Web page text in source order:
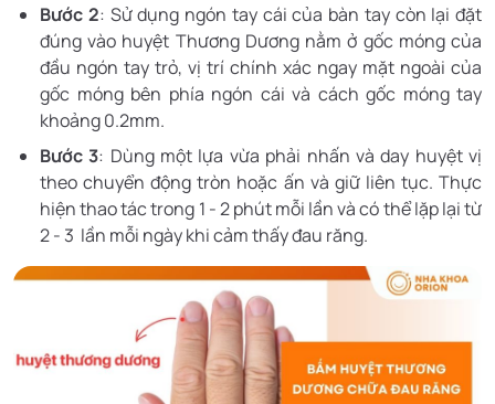
Bước 2: Sử dụng ngón tay cái của bàn tay còn lại đặt
đúng vào huyệt Thương Dương nằm ở gốc móng của
đầu ngón tay trỏ, vị trí chính xác ngay mặt ngoài của
gốc móng bên phía ngón cái và cách gốc móng tay
khoảng 0.2mm.
Bước 3: Dùng một lựa vừa phải nhấn và day huyệt vị
theo chuyển động tròn hoặc ấn và giữ liên tục. Thực
hiện thao tác trong 1 - 2 phút mỗi lần và có thể lặp lại từ
2 - 3 lần mỗi ngày khi cảm thấy đau răng.